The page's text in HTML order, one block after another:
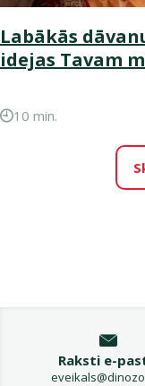
Labākās
idejas Tavam
10 min.
Raksti e-